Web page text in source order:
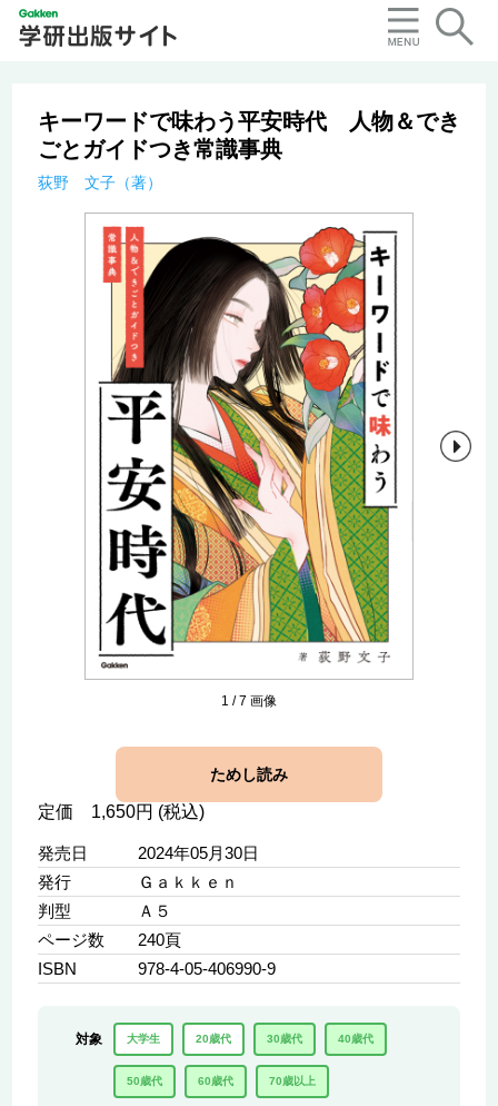
キーワードで味わう平安時代 人物＆でき
ごとガイドつき常識事典
荻野 文子（著）
1 /7 画像
ためし読み
定価 1,650円 (税込)
発売日
2024年05月30日
発行
Ｇａｋｋｅｎ
判型
Ａ５
ページ数
240頁
ISBN
978-4-05-406990-9
対象 大学生 20歳代 30歳代 40歳代
50歳代 60歳代 70歳以上